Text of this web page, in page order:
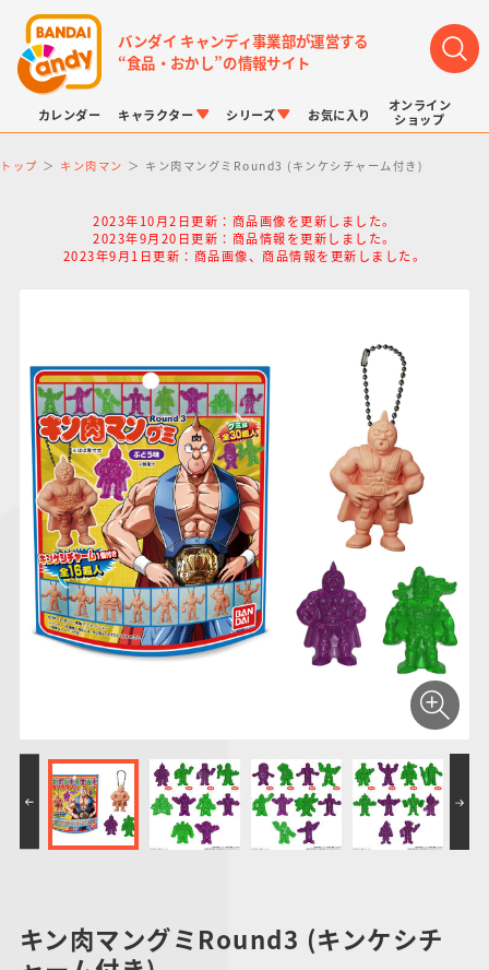
バンダイ キャンディ事業部が運営する
“食品・おかし”の情報サイト
カレンダー キャラクター
仮面ライダーシリー
ズ
ガンダムシリーズ アンパンマン
サンリオキャラクタ
シリーズ
キャラパキ
にふぉるめーしょん
＆スクエアシール
ポケモンスケールワ
ールド
お気に入り
オンライン
ショップ
トップ キン肉マン キン肉マングミRound3 (キンケシチャーム付き)
2023年10月2日更新：商品画像を更新しました。
2023年9月20日更新：商品情報を更新しました。
2023年9月1日更新：商品画像、商品情報を更新しました。
キン肉マングミRound3 (キンケシチ